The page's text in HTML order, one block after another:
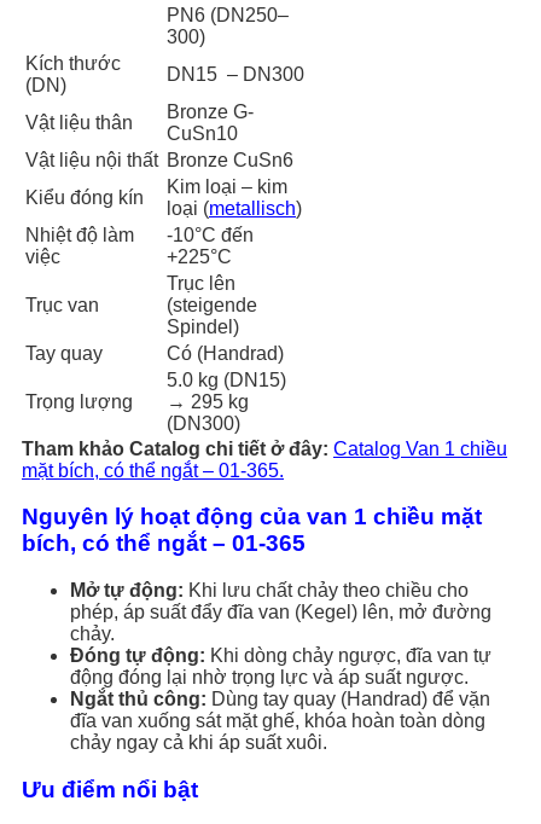
PN6 (DN250–
300)
Kích thước
(DN)
DN15 – DN300
Vật liệu thân
Bronze G-
CuSn10
Vật liệu nội thất Bronze CuSn6
Kiểu đóng kín
Kim loại – kim
loại (metallisch)
Nhiệt độ làm
việc
-10°C đến
+225°C
Trục van
Trục lên
(steigende
Spindel)
Tay quay
Có (Handrad)
Trọng lượng
5.0 kg (DN15)
→ 295 kg
(DN300)
Tham khảo Catalog chi tiết ở đây: Catalog Van 1 chiều
mặt bích, có thể ngắt – 01-365.
Nguyên lý hoạt động của van 1 chiều mặt
bích, có thể ngắt – 01-365
Mở tự động: Khi lưu chất chảy theo chiều cho
phép, áp suất đẩy đĩa van (Kegel) lên, mở đường
chảy.
Đóng tự động: Khi dòng chảy ngược, đĩa van tự
động đóng lại nhờ trọng lực và áp suất ngược.
Ngắt thủ công: Dùng tay quay (Handrad) để vặn
đĩa van xuống sát mặt ghế, khóa hoàn toàn dòng
chảy ngay cả khi áp suất xuôi.
Ưu điểm nổi bật